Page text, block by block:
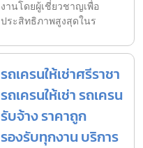
งานโดยผู้เชี่ยวชาญเพื่อ
ประสิทธิภาพสูงสุดในร
รถเครนให้เช่าศรีราชา
รถเครนให้เช่า รถเครน
รับจ้าง ราคาถูก
รองรับทุกงาน บริการ